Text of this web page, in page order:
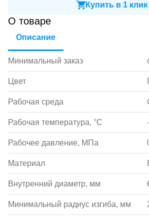
Купить в 1 клик
О товаре
Описание
Минимальный заказ
Цвет
Рабочая среда
Рабочая температура, °С
Рабочее давление, МПа
Материал
Внутренний диаметр, мм
Минимальный радиус изгиба, мм